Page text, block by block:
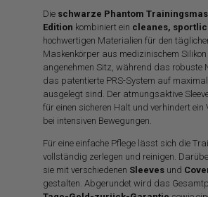
Die schwarze Phantom
Edition kombiniert ein cleanes,
hochwertigen Materialien für den
Maskenkörper aus medizinischem Silikon
angenehmen Sitz, während das robuste
das patentierte PRS-System auf
ausgelegt sind. Der atmungsaktive
für einen sicheren Halt und verhindert ein
bei intensiven Bewegungen.
Für eine einfache Pflege lässt sich die
vollständig zerlegen und reinigen.
sie mit verschiedenen Sleeves und
gestalten. Abgerundet wird das